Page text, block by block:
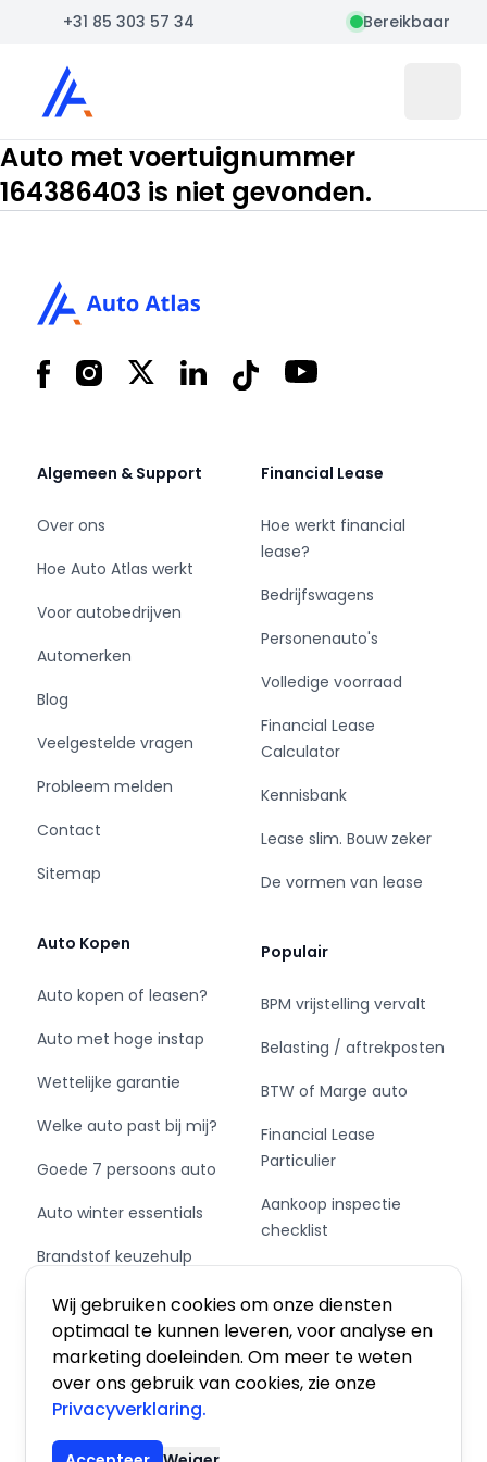
Wij gebruiken cookies om onze diensten
optimaal te kunnen leveren, voor analyse en
marketing doeleinden. Om meer te weten
over ons gebruik van cookies, zie onze
Privacyverklaring.
+31 85 303 57 34 Bereikbaar
Auto Atlas
Auto met voertuignummer
164386403 is niet gevonden.
FacebookInstagram
X LinkedInTiktok YouTube
Algemeen & Support
Over ons
Hoe Auto Atlas werkt
Voor autobedrijven
Automerken
Blog
Veelgestelde vragen
Probleem melden
Contact
Sitemap
Auto Kopen
Auto kopen of leasen?
Auto met hoge instap
Wettelijke garantie
Welke auto past bij mij?
Goede 7 persoons auto
Auto winter essentials
Brandstof keuzehulp
Schakel of automaat?
Financial Lease
Hoe werkt financial
lease?
Bedrijfswagens
Personenauto's
Volledige voorraad
Financial Lease
Calculator
Kennisbank
Lease slim. Bouw zeker
De vormen van lease
Populair
BPM vrijstelling vervalt
Belasting / aftrekposten
BTW of Marge auto
Financial Lease
Particulier
Aankoop inspectie
checklist
Private Leasen,
Financieren of Kopen?